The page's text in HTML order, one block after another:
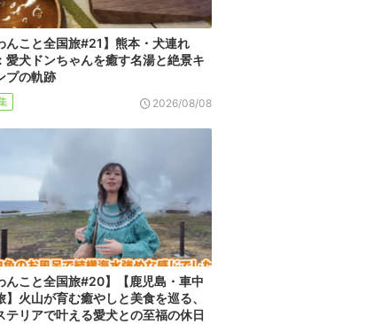
んこと全国旅#21】熊本・犬連れ
愛犬ドンちゃんを癒す名湯と絶景キ
プの軌跡
2026/08/08
んこと全国旅#20】【鹿児島・車中
】火山が育む癒やしと美食を巡る、
テリアで叶える愛犬との至福の休日